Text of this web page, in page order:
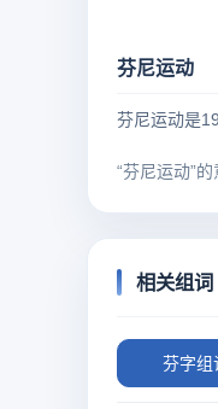
芬尼运动
芬尼运动是
“芬尼运动”
相关组词
芬字组